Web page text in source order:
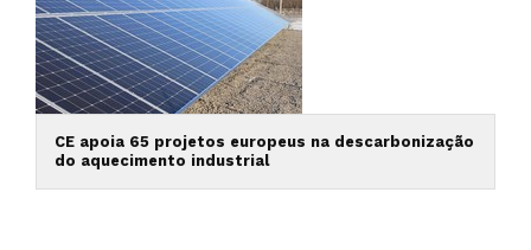
CE apoia 65 projetos europeus na descarbonização
do aquecimento industrial